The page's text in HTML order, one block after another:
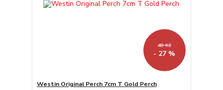
48 Kč
- 27 %
Westin Original Perch 7cm T Gold Perch